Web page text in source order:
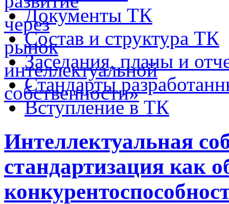
Документы ТК
Состав и структура ТК
Заседания, планы и
Стандарты
Вступление в ТК
Интеллектуальная
стандартизация как